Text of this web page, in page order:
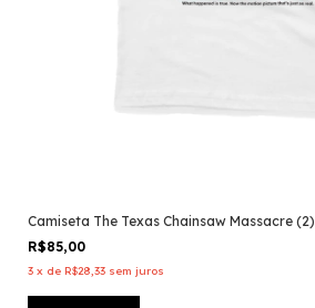
Camiseta The Texas Chainsaw Massacre (2)
R$85,00
3 x de R$28,33 sem juros